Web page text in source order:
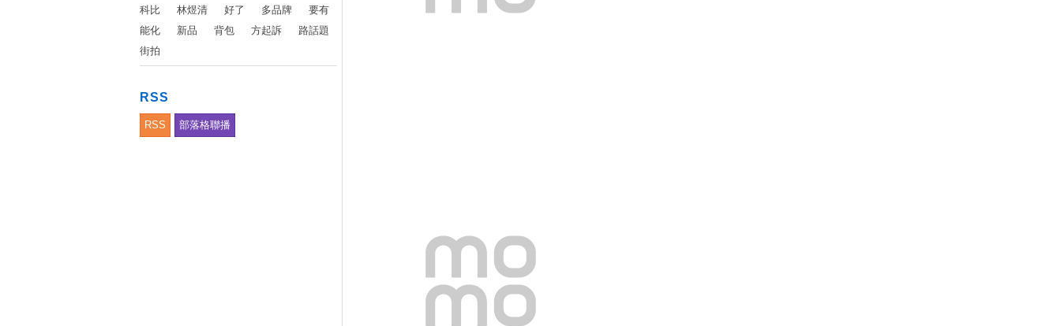
科比
林煜清 好了 多品牌
要有
能化
新品 背包 方起訴
路話題
街拍
RSS
RSS 部落格聯播